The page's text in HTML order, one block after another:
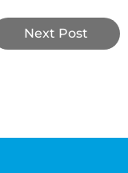
Next Post